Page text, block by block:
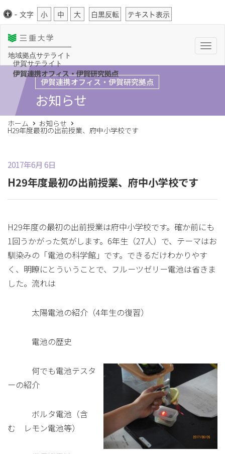
- 文字 小 中 大 白黒反転 テキスト表示
T
o
g
g
地域拠点サテライト
伊賀サテライト
伊賀連携オフィス・伊賀研究拠点
伊賀連携オフィス・伊賀研究拠点
お知らせ
ホーム お知らせ
H29年度最初の出前授業、府中小学校です
2017年6月 6日
H29年度最初の出前授業、府中小学校です
H29年度の最初の出前授業は府中小学校です。確か前にも
1回うかがった気がします。6年生（27人）で、テーマはお
馴染みの「電池の科学館」です。できるだけわかりやす
く、明瞭にとういうことで、フルーツゼリー電池は省きま
した。流れは
太陽電池の紹介（4年生の復習）
電池の歴史
何でも電池テスタ
ーの紹介
ボルタ電池（含
む レモン電池等）